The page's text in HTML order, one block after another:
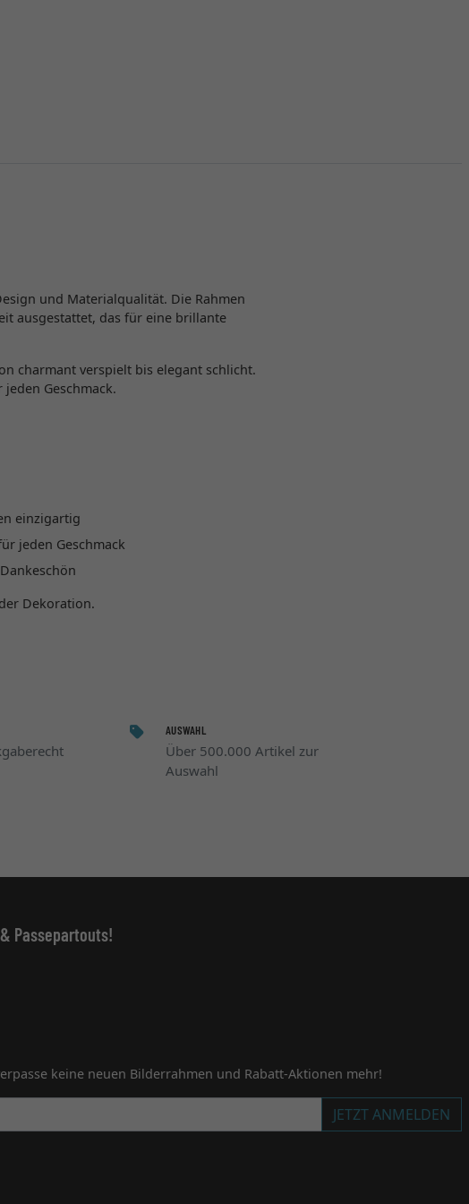
und Materialqualität. Die Rahmen
ausgestattet, das für eine brillante
charmant verspielt bis elegant schlicht.
Geschmack.
einzigartig
jeden Geschmack
Dekoration.
AUSWAHL
Über 500.000 Artikel zur
Auswahl
Passepartouts!
keine neuen Bilderrahmen und Rabatt-Aktionen mehr!
JETZT ANMELDEN